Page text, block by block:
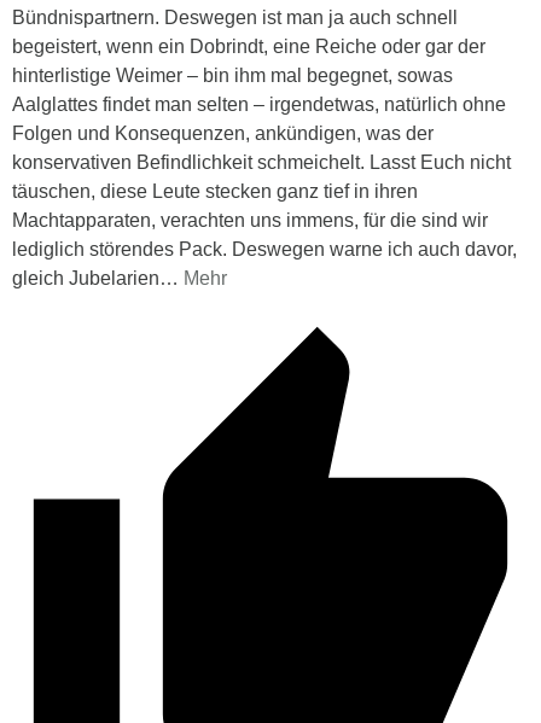
Bündnispartnern. Deswegen ist man ja auch schnell
begeistert, wenn ein Dobrindt, eine Reiche oder gar der
hinterlistige Weimer – bin ihm mal begegnet, sowas
Aalglattes findet man selten – irgendetwas, natürlich ohne
Folgen und Konsequenzen, ankündigen, was der
konservativen Befindlichkeit schmeichelt. Lasst Euch nicht
täuschen, diese Leute stecken ganz tief in ihren
Machtapparaten, verachten uns immens, für die sind wir
lediglich störendes Pack. Deswegen warne ich auch davor,
gleich Jubelarien… Mehr